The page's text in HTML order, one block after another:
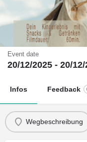
Filmabend:
Rheinfelden
Erlebe die
Event date
20/12/2025 - 20/12/
Infos Feedback
Wegbeschreibung